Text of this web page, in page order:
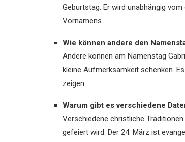
Geburtstag. Er wird unabhängig
Vornamens.
Wie können andere den
Andere können am Namenstag
kleine Aufmerksamkeit schenken.
zeigen.
Warum gibt es verschiedene
Verschiedene christliche
gefeiert wird. Der 24. März ist